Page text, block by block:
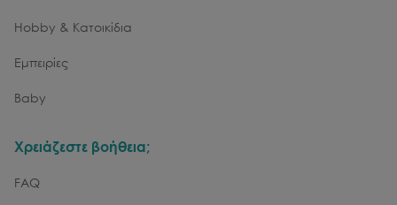
Hobby & Κατοικίδια
Εμπειρίες
Baby
Χρειάζεστε βοήθεια;
FAQ